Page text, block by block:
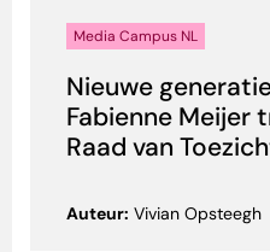
Media Campus NL
Nieuwe
Fabienne
Raad van
Auteur: Vivian Opsteegh